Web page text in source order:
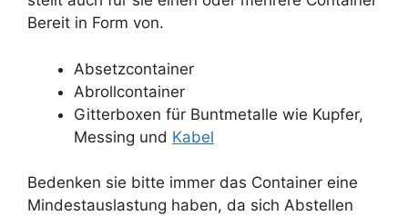
Bereit in Form von.
Absetzcontainer
Abrollcontainer
Gitterboxen für Buntmetalle wie Kupfer,
Messing und Kabel
Bedenken sie bitte immer das Container eine
Mindestauslastung haben, da sich Abstellen